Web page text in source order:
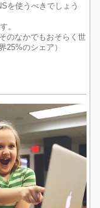
を使うべきでしょう
。
のなかでもおそらく世
25%のシェア）